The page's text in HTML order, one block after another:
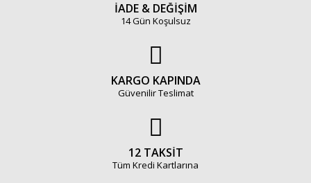
İADE & DEĞİŞİM
14 Gün Koşulsuz
KARGO KAPINDA
Güvenilir Teslimat
12 TAKSİT
Tüm Kredi Kartlarına